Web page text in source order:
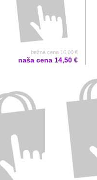
bežná cena 16,00 €
naša cena 14,50 €